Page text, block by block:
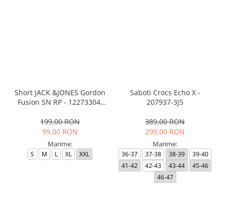
Short JACK &JONES Gordon
Fusion SN RP - 12273304-
199,00 RON
99,00 RON
Marime:
S M L XL XXL
Saboti Crocs Echo X -
207937-3J5
389,00 RON
299,00 RON
Marime:
36-37 37-38 38-39
39-40
41-42
42-43 43-44
45-46
46-47